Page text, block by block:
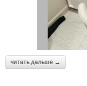
читать дальше →